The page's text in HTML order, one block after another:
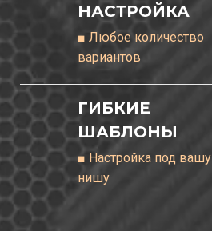
НАСТРОЙКА
■ Любое количество
вариантов
ГИБКИЕ
ШАБЛОНЫ
■ Настройка под вашу
нишу